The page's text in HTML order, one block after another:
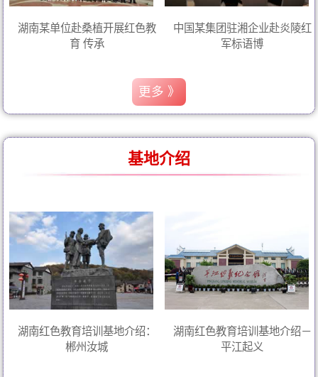
湖南某单位赴桑植开展红色教
育 传承
中国某集团驻湘企业赴炎陵红
军标语博
更多 》
基地介绍
湖南红色教育培训基地介绍：
郴州汝城
湖南红色教育培训基地介绍－
平江起义